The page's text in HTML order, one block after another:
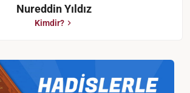
Nureddin Yıldız
Kimdir?